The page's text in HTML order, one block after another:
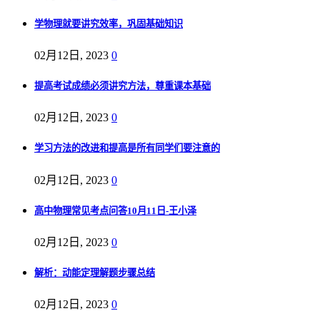
学物理就要讲究效率，巩固基础知识
02月12日, 2023 0
提高考试成绩必须讲究方法，尊重课本基础
02月12日, 2023 0
学习方法的改进和提高是所有同学们要注意的
02月12日, 2023 0
高中物理常见考点问答10月11日-王小泽
02月12日, 2023 0
解析：动能定理解题步骤总结
02月12日, 2023 0